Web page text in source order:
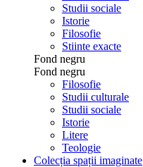
Studii sociale
Istorie
Filosofie
Stiinte exacte
Fond negru
Fond negru
Filosofie
Studii culturale
Studii sociale
Istorie
Litere
Teologie
Colecția spații imaginate